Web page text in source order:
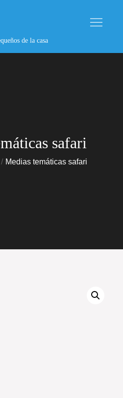
de la casa
safari
Medias temáticas safari